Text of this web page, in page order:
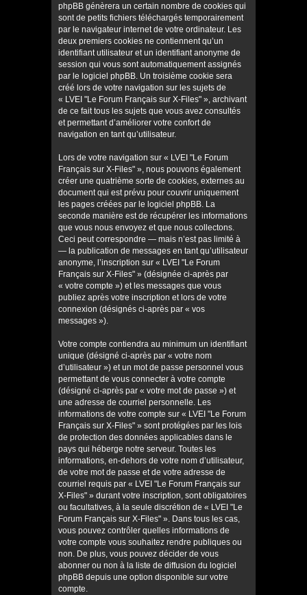
phpBB génèrera un certain nombre de cookies qui
sont de petits fichiers téléchargés temporairement
par le navigateur internet de votre ordinateur. Les
deux premiers cookies ne contiennent qu’un
identifiant utilisateur et un identifiant anonyme de
session qui vous sont automatiquement assignés
par le logiciel phpBB. Un troisième cookie sera
créé lors de votre navigation sur les sujets de
« LVEI "Le Forum Français sur X-Files" », archivant
de ce fait tous les sujets que vous avez consultés
et permettant d’améliorer votre confort de
navigation en tant qu’utilisateur.
Lors de votre navigation sur « LVEI "Le Forum
Français sur X-Files" », nous pouvons également
créer une quatrième sorte de cookies, externes au
document qui est prévu pour couvrir uniquement
les pages créées par le logiciel phpBB. La
seconde manière est de récupérer les informations
que vous nous envoyez et que nous collectons.
Ceci peut correspondre — mais n’est pas limité à
— la publication de messages en tant qu’utilisateur
anonyme, l’inscription sur « LVEI "Le Forum
Français sur X-Files" » (désignée ci-après par
« votre compte ») et les messages que vous
publiez après votre inscription et lors de votre
connexion (désignés ci-après par « vos
messages »).
Votre compte contiendra au minimum un identifiant
unique (désigné ci-après par « votre nom
d’utilisateur ») et un mot de passe personnel vous
permettant de vous connecter à votre compte
(désigné ci-après par « votre mot de passe ») et
une adresse de courriel personnelle. Les
informations de votre compte sur « LVEI "Le Forum
Français sur X-Files" » sont protégées par les lois
de protection des données applicables dans le
pays qui héberge notre serveur. Toutes les
informations, en-dehors de votre nom d’utilisateur,
de votre mot de passe et de votre adresse de
courriel requis par « LVEI "Le Forum Français sur
X-Files" » durant votre inscription, sont obligatoires
ou facultatives, à la seule discrétion de « LVEI "Le
Forum Français sur X-Files" ». Dans tous les cas,
vous pouvez contrôler quelles informations de
votre compte vous souhaitez rendre publiques ou
non. De plus, vous pouvez décider de vous
abonner ou non à la liste de diffusion du logiciel
phpBB depuis une option disponible sur votre
compte.